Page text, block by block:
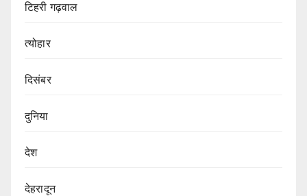
टिहरी गढ़वाल
त्योहार
दिसंबर
दुनिया
देश
देहरादून